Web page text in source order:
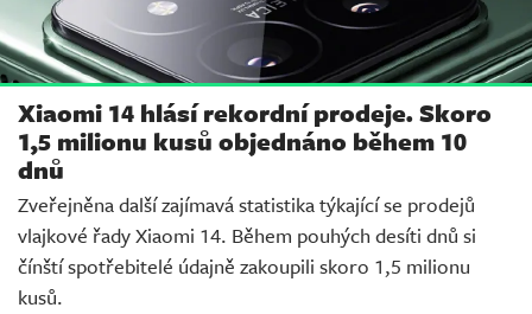
Xiaomi 14 hlásí rekordní prodeje. Skoro
1,5 milionu kusů objednáno během 10
dnů
Zveřejněna další zajímavá statistika týkající se prodejů
vlajkové řady Xiaomi 14. Během pouhých desíti dnů si
čínští spotřebitelé údajně zakoupili skoro 1,5 milionu
kusů.